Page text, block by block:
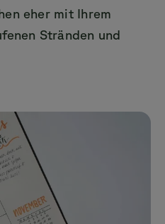
eher mit Ihrem
Stränden und